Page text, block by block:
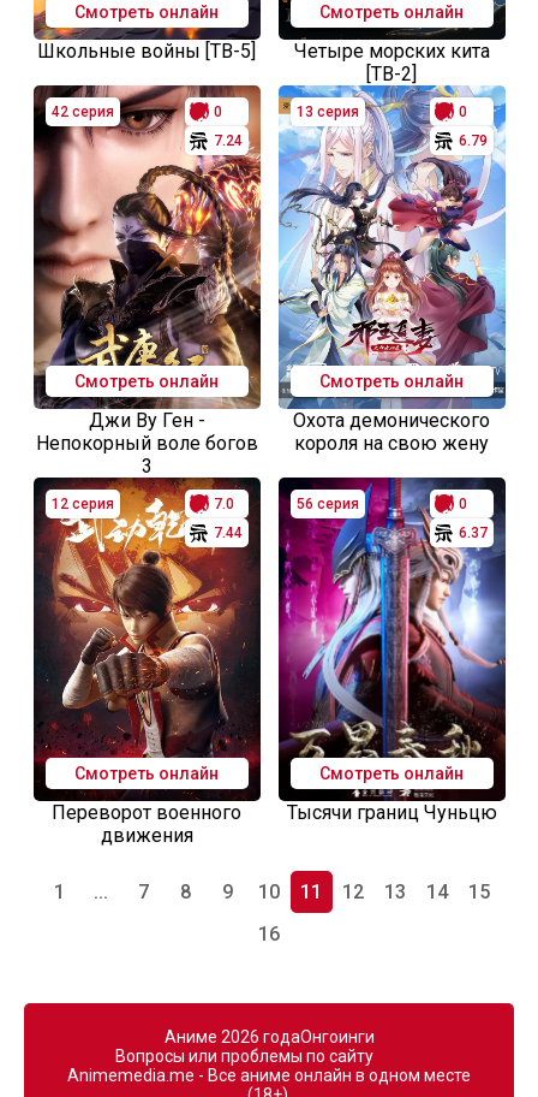
Смотреть онлайн
Школьные войны [ТВ-5]
Смотреть онлайн
Четыре морских кита
[ТВ-2]
42 серия
0
7.24
Смотреть онлайн
Джи Ву Ген -
Непокорный воле богов
3
13 серия
0
6.79
Смотреть онлайн
Охота демонического
короля на свою жену
12 серия
7.0
7.44
Смотреть онлайн
Переворот военного
движения
56 серия
0
6.37
Смотреть онлайн
Тысячи границ Чуньцю
1 ... 7 8 9 10 11 12 13 14
15
16
Аниме 2026 годаОнгоинги
Вопросы или проблемы по сайту
Animemedia.me - Все аниме онлайн в одном месте